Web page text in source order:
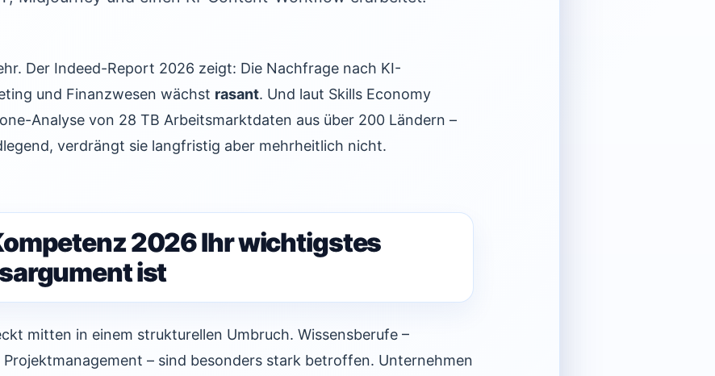
Der Indeed-Report 2026 zeigt: Die Nachfrage nach KI-
und Finanzwesen wächst rasant. Und laut Skills Economy
Analyse von 28 TB Arbeitsmarktdaten aus über 200 Ländern –
verdrängt sie langfristig aber mehrheitlich nicht.
2026 Ihr wichtigstes
ist
mitten in einem strukturellen Umbruch. Wissensberufe –
Projektmanagement – sind besonders stark betroffen. Unternehmen